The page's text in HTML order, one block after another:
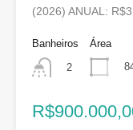
(2026) ANUAL:
Banheiros
2
Área